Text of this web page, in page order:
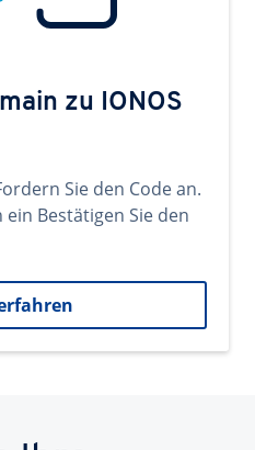
zu IONOS
Sie den Code an.
Bestätigen Sie den